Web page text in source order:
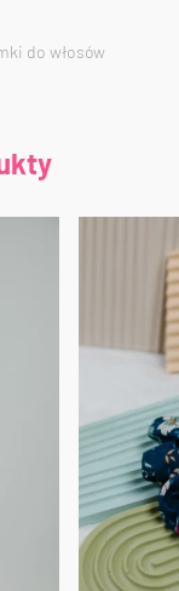
do włosów